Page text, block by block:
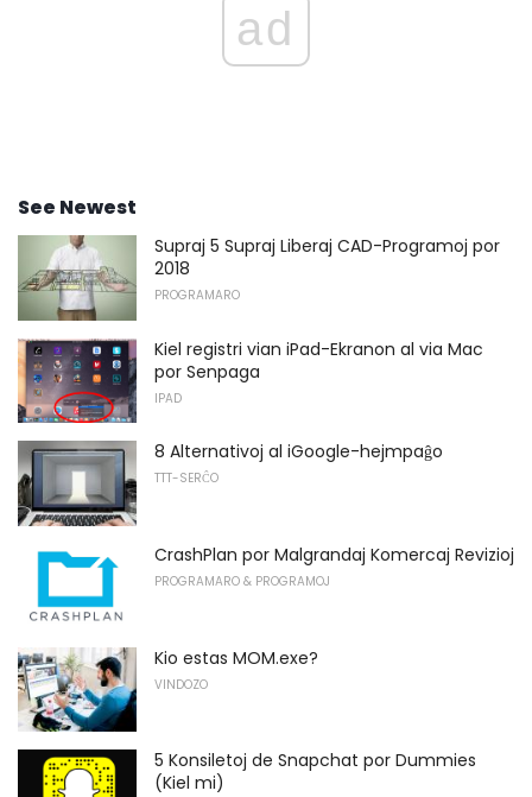
ad
See Newest
Supraj 5 Supraj Liberaj CAD-Programoj por
2018
PROGRAMARO
Kiel registri vian iPad-Ekranon al via Mac
por Senpaga
IPAD
8 Alternativoj al iGoogle-hejmpaĝo
TTT-SERĈO
CrashPlan por Malgrandaj Komercaj Revizioj
PROGRAMARO & PROGRAMOJ
Kio estas MOM.exe?
VINDOZO
5 Konsiletoj de Snapchat por Dummies
(Kiel mi)